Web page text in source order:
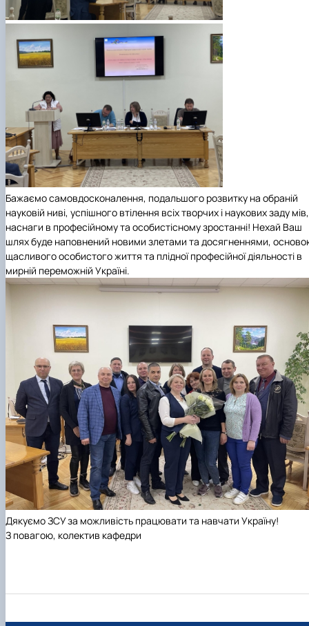
Бажаємо самовдосконалення, подальшого розвитку на обраній
науковій ниві, успішного втілення всіх творчих і наукових заду мів,
наснаги в професійному та особистісному зростанні! Нехай Ваш
шлях буде наповнений новими злетами та досягненнями,
щасливого особистого життя та плідної професійної діяльності в
мирній переможній Україні.
Дякуємо ЗСУ за можливість працювати та навчати Україну!
З повагою, колектив кафедри